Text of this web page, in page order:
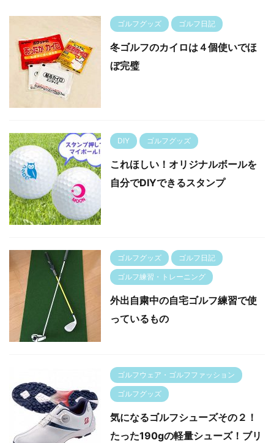
ゴルフグッズ ゴルフ日記
冬ゴルフのカイロは４個使いでほ
ぼ完璧
DIY ゴルフグッズ
これほしい！オリジナルボールを
自分でDIYできるスタンプ
ゴルフグッズ ゴルフ日記
ゴルフ練習・トレーニング
外出自粛中の自宅ゴルフ練習で使
っているもの
ゴルフウェア・ゴルフファッション
ゴルフグッズ
気になるゴルフシューズその２！
たった190gの軽量シューズ！ブリ